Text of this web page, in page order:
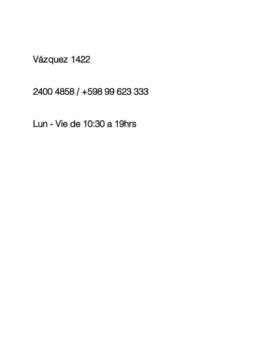
Vázquez 1422
2400 4858 / +598 99 623 333
Lun - Vie de 10:30 a 19hrs